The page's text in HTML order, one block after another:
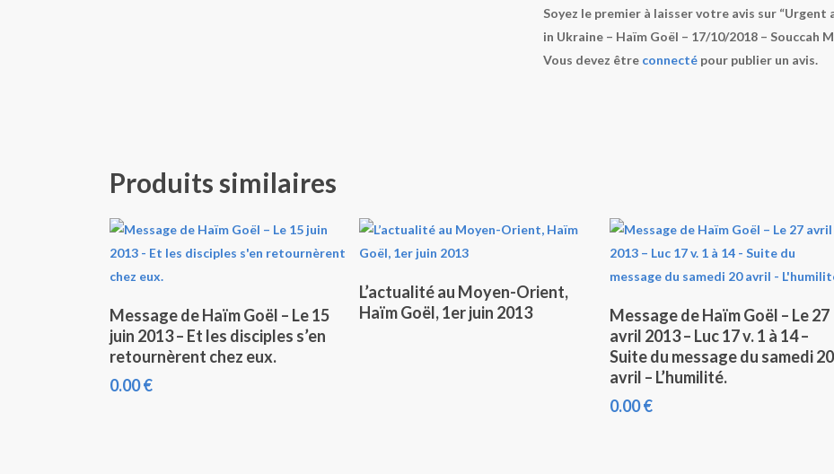
Soyez le premier à laisser votre avis sur
in Ukraine – Haïm Goël – 17/10/2018 – Souccah
Vous devez être connectépour publier un avis.
Produits similaires
Ajouter Au Panier
Message de Haïm Goël – Le 15
juin 2013 – Et les disciples s’en
retournèrent chez eux.
0.00€
Lire La Suite
L’actualité au Moyen-Orient,
Haïm Goël, 1er juin 2013
Ajouter Au Panier
Message de Haïm Goël – Le 27
avril 2013 – Luc 17 v. 1 à 14 –
Suite du message du samedi 20
avril – L’humilité.
0.00€